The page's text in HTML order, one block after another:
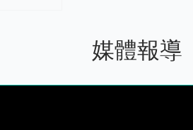
媒體報導